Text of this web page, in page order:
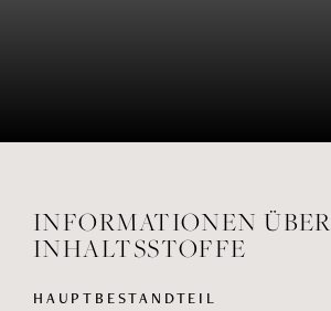
INFORMATIONEN ÜBER
INHALTSSTOFFE
HAUPTBESTANDTEIL